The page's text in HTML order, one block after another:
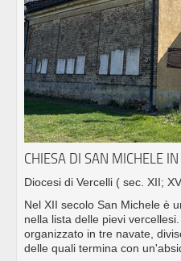
PRESS
CHIESA DI SAN MICHELE
Diocesi di Vercelli ( sec. XII;
Nel XII secolo San Michele è
nella lista delle pievi
organizzato in tre navate,
delle quali termina con